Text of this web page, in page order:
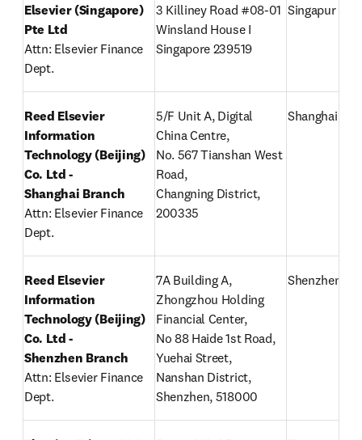
Elsevier (Singapore)
Pte Ltd
Attn: Elsevier Finance
Dept.
3 Killiney Road #08-01
Winsland House I
Singapore 239519
Singapur
Reed Elsevier
Information
Technology (Beijing)
Co. Ltd -
Shanghai Branch
Attn: Elsevier Finance
Dept.
5/F Unit A, Digital
China Centre,
No. 567 Tianshan West
Road,
Changning District,
200335
Shanghai
Reed Elsevier
Information
Technology (Beijing)
Co. Ltd -
Shenzhen Branch
Attn: Elsevier Finance
Dept.
7A Building A,
Zhongzhou Holding
Financial Center,
No 88 Haide 1st Road,
Yuehai Street,
Nanshan District,
Shenzhen, 518000
Shenzhen